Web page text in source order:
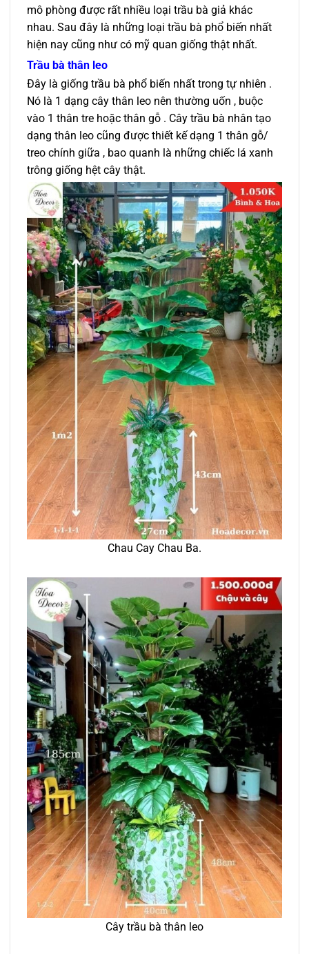
mô phòng được rất nhiều loại trầu bà giả khác
nhau. Sau đây là những loại trầu bà phổ biến nhất
hiện nay cũng như có mỹ quan giống thật nhất.
Trầu bà thân leo
Đây là giống trầu bà phổ biến nhất trong tự nhiên .
Nó là 1 dạng cây thân leo nên thường uốn , buộc
vào 1 thân tre hoặc thân gỗ . Cây trầu bà nhân tạo
dạng thân leo cũng được thiết kế dạng 1 thân gỗ/
treo chính giữa , bao quanh là những chiếc lá xanh
trông giống hệt cây thật.
Chau Cay Chau Ba.
Cây trầu bà thân leo